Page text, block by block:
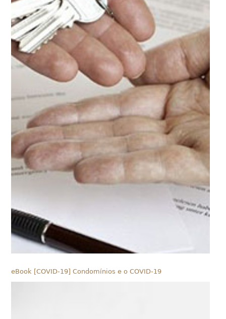
eBook [COVID-19] Condomínios e o COVID-19